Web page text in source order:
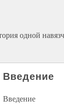
одной
Введение
Введение